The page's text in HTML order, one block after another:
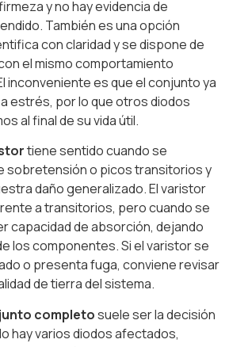
y no hay evidencia de
También es una opción
con claridad y se dispone de
el mismo comportamiento
inconveniente es que el conjunto ya
estrés, por lo que otros diodos
al final de su vida útil.
tiene sentido cuando se
sobretensión o picos transitorios y
daño generalizado. El varistor
a transitorios, pero cuando se
capacidad de absorción, dejando
los componentes. Si el varistor se
o presenta fuga, conviene revisar
de tierra del sistema.
completosuele ser la decisión
hay varios diodos afectados,